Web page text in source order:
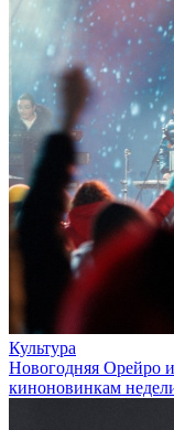
Культура
Новогодняя Орейро
киноновинкам